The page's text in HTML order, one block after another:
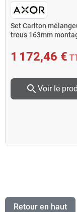
Set Carlton
trous 163mm
1 172,46 €
search Voir le
Retour en haut